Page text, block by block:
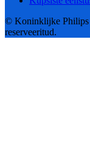
© Koninklijke Philips
reserveeritud.